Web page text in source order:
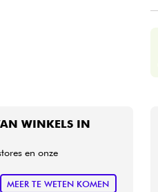
WINKELS IN
en onze
MEER TE WETEN KOMEN